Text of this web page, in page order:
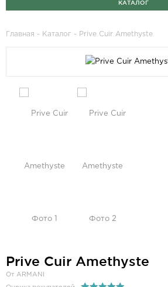
КАТАЛОГ
Главная - Каталог - Prive Cuir Amethyste
Prive Cuir Amethyste
От ARMANI